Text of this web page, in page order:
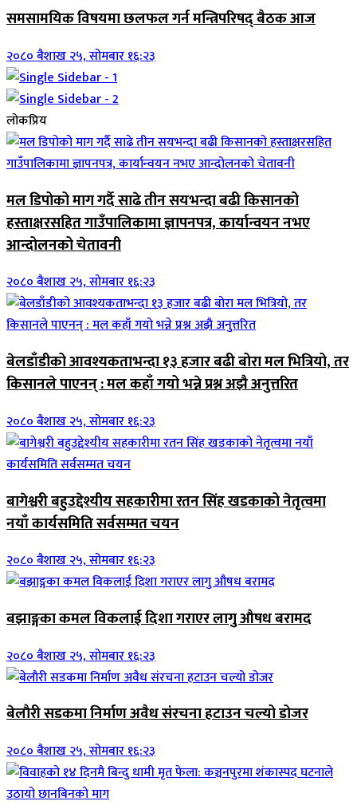
समसामयिक विषयमा छलफल गर्न मन्त्रिपरिषद् बैठक आज
२०८० बैशाख २५, सोमबार १६:२३
लोकप्रिय
मल डिपोको माग गर्दै साढे तीन सयभन्दा बढी किसानको
हस्ताक्षरसहित गाउँपालिकामा ज्ञापनपत्र, कार्यान्वयन नभए
आन्दोलनको चेतावनी
२०८० बैशाख २५, सोमबार १६:२३
बेलडाँडीको आवश्यकताभन्दा १३ हजार बढी बोरा मल भित्रियो, तर
किसानले पाएनन् : मल कहाँ गयो भन्ने प्रश्न अझै अनुत्तरित
२०८० बैशाख २५, सोमबार १६:२३
बागेश्वरी बहुउद्देश्यीय सहकारीमा रतन सिंह खडकाको नेतृत्वमा
नयाँ कार्यसमिति सर्वसम्मत चयन
२०८० बैशाख २५, सोमबार १६:२३
बझाङ्गका कमल विकलाई दिशा गराएर लागु औषध बरामद
२०८० बैशाख २५, सोमबार १६:२३
बेलाैरी सडकमा निर्माण अवैध संरचना हटाउन चल्यो डोजर
२०८० बैशाख २५, सोमबार १६:२३